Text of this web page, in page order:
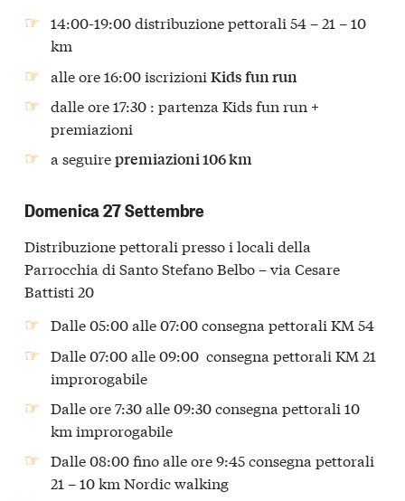
14:00-19:00 distribuzione pettorali 54 – 21 – 10
km
alle ore 16:00 iscrizioniKids fun run
dalle ore 17:30 : partenza Kids fun run +
premiazioni
a seguirepremiazioni 106 km
Domenica 27 Settembre
Distribuzione pettorali presso i locali della
Parrocchia di Santo Stefano Belbo – via Cesare
Battisti 20
Dalle 05:00 alle 07:00 consegna pettorali KM 54
Dalle 07:00 alle 09:00 consegna pettorali KM 21
improrogabile
Dalle ore 7:30 alle 09:30 consegna pettorali 10
km improrogabile
Dalle 08:00 fino alle ore 9:45 consegna pettorali
21 – 10 km Nordic walking